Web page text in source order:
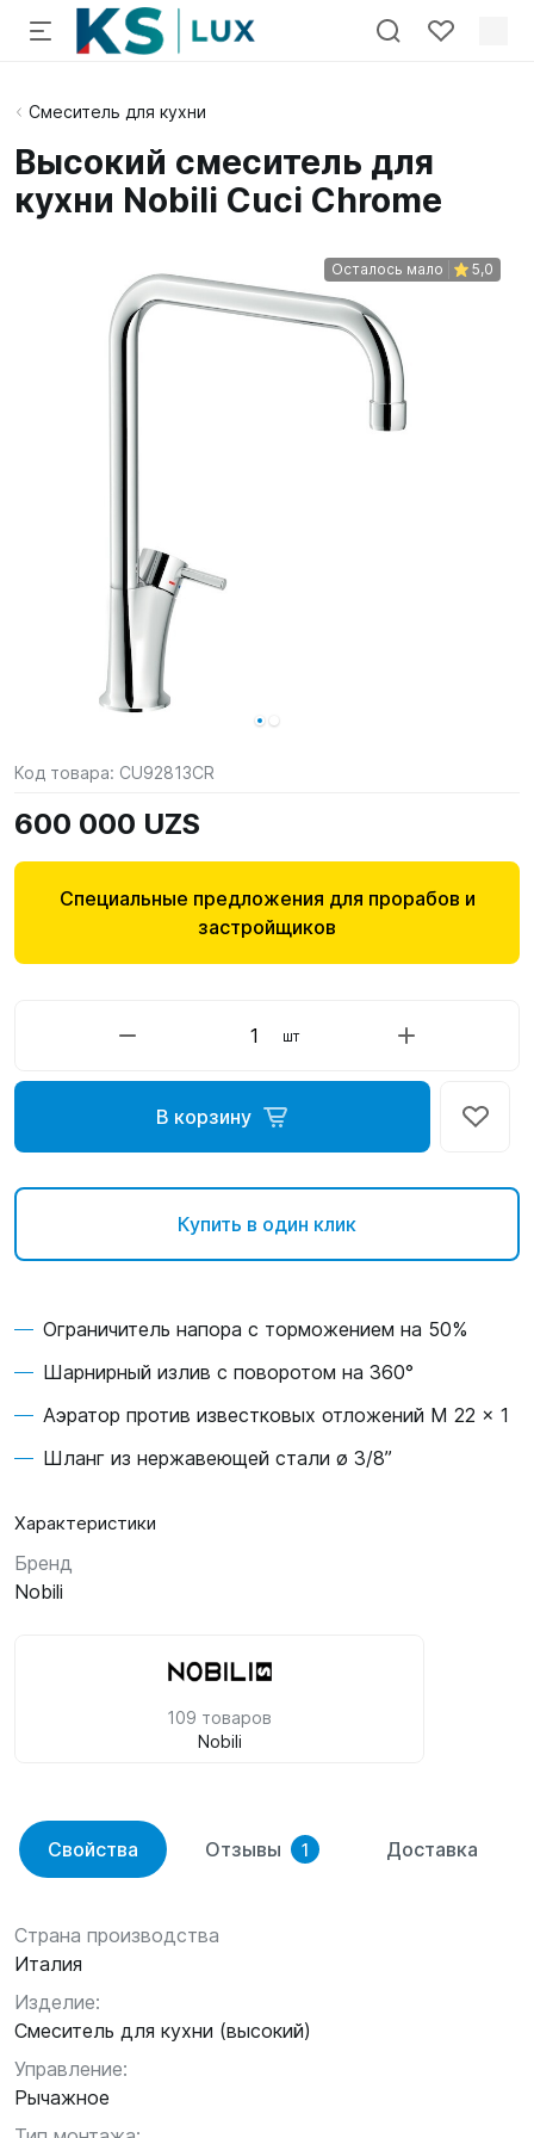
Смеситель для кухни
Высокий смеситель для
кухни Nobili Cuci Chrome
Осталось мало 5,0
Код товара: CU92813CR
600 000 UZS
Специальные предложения для прорабов и
застройщиков
шт
В корзину
Купить в один клик
Ограничитель напора с торможением на 50%
Шарнирный излив с поворотом на 360°
Аэратор против известковых отложений M 22 x 1
Шланг из нержавеющей стали ø 3/8”
Характеристики
Бренд
Nobili
109 товаров
Nobili
Свойства Отзывы 1 Доставка
Страна производства
Италия
Изделие:
Смеситель для кухни (высокий)
Управление:
Рычажное